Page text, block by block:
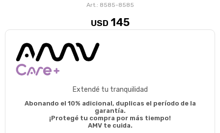
8585-8585
USD 145
Extendé tu tranquilidad
Abonando el 10% adicional, duplicas el período de la
garantía.
¡Protegé tu compra por más tiempo!
AMV te cuida.